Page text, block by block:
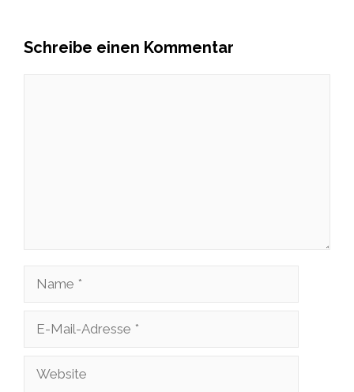
Schreibe einen Kommentar
Name
Adresse
Website